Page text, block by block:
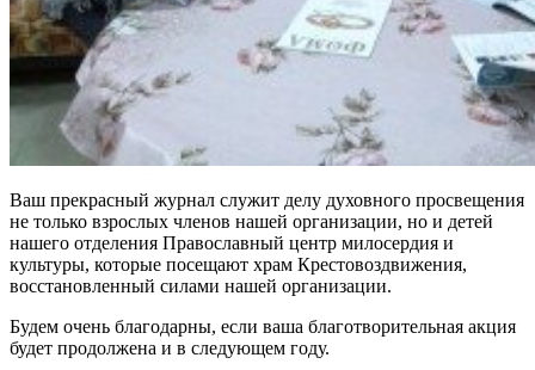
Ваш прекрасный журнал служит делу духовного просвещения
не только взрослых членов нашей организации, но и детей
нашего отделения Православный центр милосердия и
культуры, которые посещают храм Крестовоздвижения,
восстановленный силами нашей организации.
Будем очень благодарны, если ваша благотворительная акция
будет продолжена и в следующем году.